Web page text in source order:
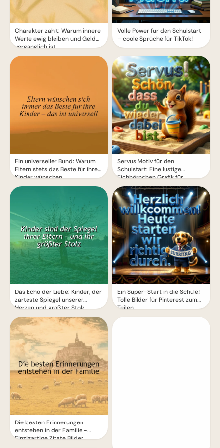
Charakter zählt: Warum innere
Werte ewig bleiben und Geld
vergänglich ist
Ein universeller Bund: Warum
Eltern stets das Beste für ihre
Kinder wünschen
Das Echo der Liebe: Kinder, der
zarteste Spiegel unserer
Herzen und größter Stolz.
Die besten Erinnerungen
entstehen in der Familie -
Einzigartige Zitate Bilder
Volle Power für den Schulstart
– coole Sprüche für TikTok!
Servus Motiv für den
Schulstart: Eine lustige
Eichhörnchen Grafik für
WhatsApp
Ein Super-Start in die Schule!
Tolle Bilder für Pinterest zum
Teilen.